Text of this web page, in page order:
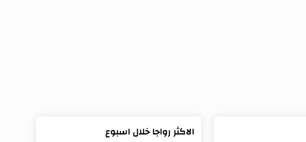
الاكثر رواجا خلال اسبوع